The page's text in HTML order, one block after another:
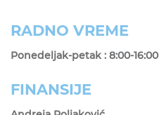
RADNO VREME
Ponedeljak-petak : 8:00-16:00
FINANSIJE